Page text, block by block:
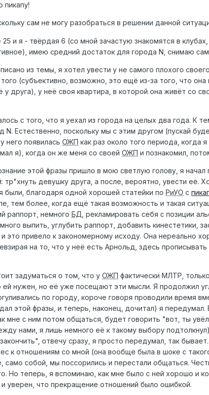
пикапу!
сам не могу разобраться в решении данной
и я - твёрдая 6 (со мной зачастую знакомятся в
имею средний достаток для города N, снимаю
из темы, я хотел увести у не самого плохого
(субъективно, возможно, это ещё из-за того, что
у друга), у неё своя квартира, в которой она живёт со
с того, что я уехал из города на целых два года. К
N. Естественно, поскольку мы с этим другом (пускай
него появилась ОЖП как раз около того периода, когда
я), когда он же меня со своей ОЖП и познакомил,
этой фразы пришло в мою светлую голову, я
тр"хнуть девушку друга, а после, вероятно, увести её.
были, благодаря одной хорошей статейки по РиУО с
тем более, когда ещё такая возможность и такая
раппорт, немного БД , рекламировать себя с позиции
выпить, углубить раппорт, добавить кинестетики,
это привело к закономерному исходу. Она нереально
на то, что у неё есть Арнольд, здесь
задуматься о том, что у ОЖП фактически МЛТР,
ей нужен, но её уже посещают эти мысли. Я продолжил
по городу, короче говоря проводили время
этой фразы, и теперь, наконец, дочитал) я
мне с ним потом общаться, будет говорить "вот, ты
нами, я лишь немного её к такому выбору
отвечу сразу, я просто передумал, так
к отношениям со мной (она вообще была в шоке с
само собой, мы поссорились и перестали общаться.
Но теперь, я вспоминаю, как мне было с ней хорошо и
, и уверен, что прекращение отношений было ошибкой.